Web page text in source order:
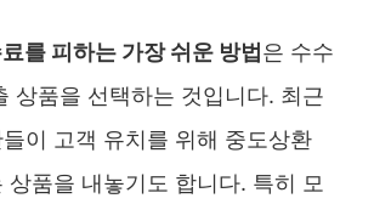
를 피하는 가장 쉬운 방법 은 수수
상품을 선택하는 것입니다. 최근
이 고객 유치를 위해 중도상환
상품을 내놓기도 합니다. 특히 모